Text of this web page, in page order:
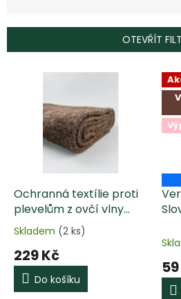
í
OTEVŘÍT
dOchranná textílie proti
plevelům z ovčí vlny
GARDENWOOL
Průměrné
hodnocení
produktu
5,0
Skladem (2 ks)
229 Kč
Do košíku